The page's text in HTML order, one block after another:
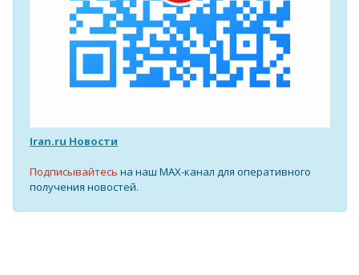
Iran.ru Новости
Подписывайтесь на наш MAX-канал для оперативного
получения новостей.